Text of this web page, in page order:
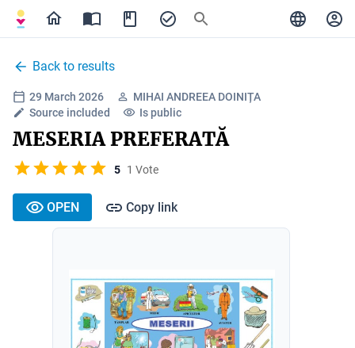
Back to results
29 March 2026
MIHAI ANDREEA DOINIȚA
Source included
Is public
MESERIA PREFERATĂ
5 1 Vote
OPEN Copy link